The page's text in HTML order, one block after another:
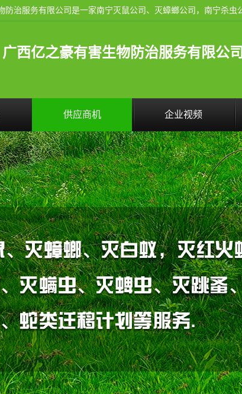
广西亿之豪有害生物防治服务有限公司
供应商机 企业视频